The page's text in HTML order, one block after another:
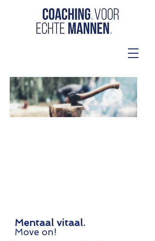
Mentaal vitaal.
Move on!